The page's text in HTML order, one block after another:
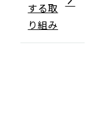
する取
り組み